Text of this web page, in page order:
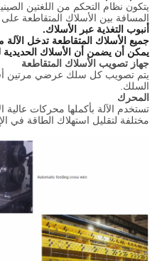
يتكون نظام التحكم من اللغتين
المسافة بين الأسلاك المتقاطعة
أنبوب التغذية عبر الأسلاك.
جميع الأسلاك المتقاطعة تدخل
يمكن أن يضمن أن الأسلاك
جهاز تصويب الأسلاك المتقاطعة
يتم تصويب كل سلك عرضي مرتين
السلك.
المحرك
تستخدم الآلة بأكملها محركات
مختلفة لتقليل استهلاك الطاقة في